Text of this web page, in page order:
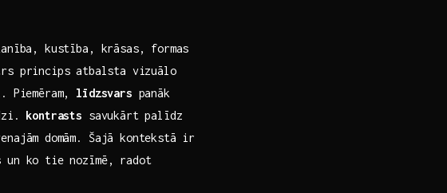
kustība, krāsas, formas
princips⁢ atbalsta​ vizuālo
līdzsvars panāk
kontrasts savukārt palīdz
⁤domām. Šajā kontekstā ir
​ko tie nozīmē, radot⁣